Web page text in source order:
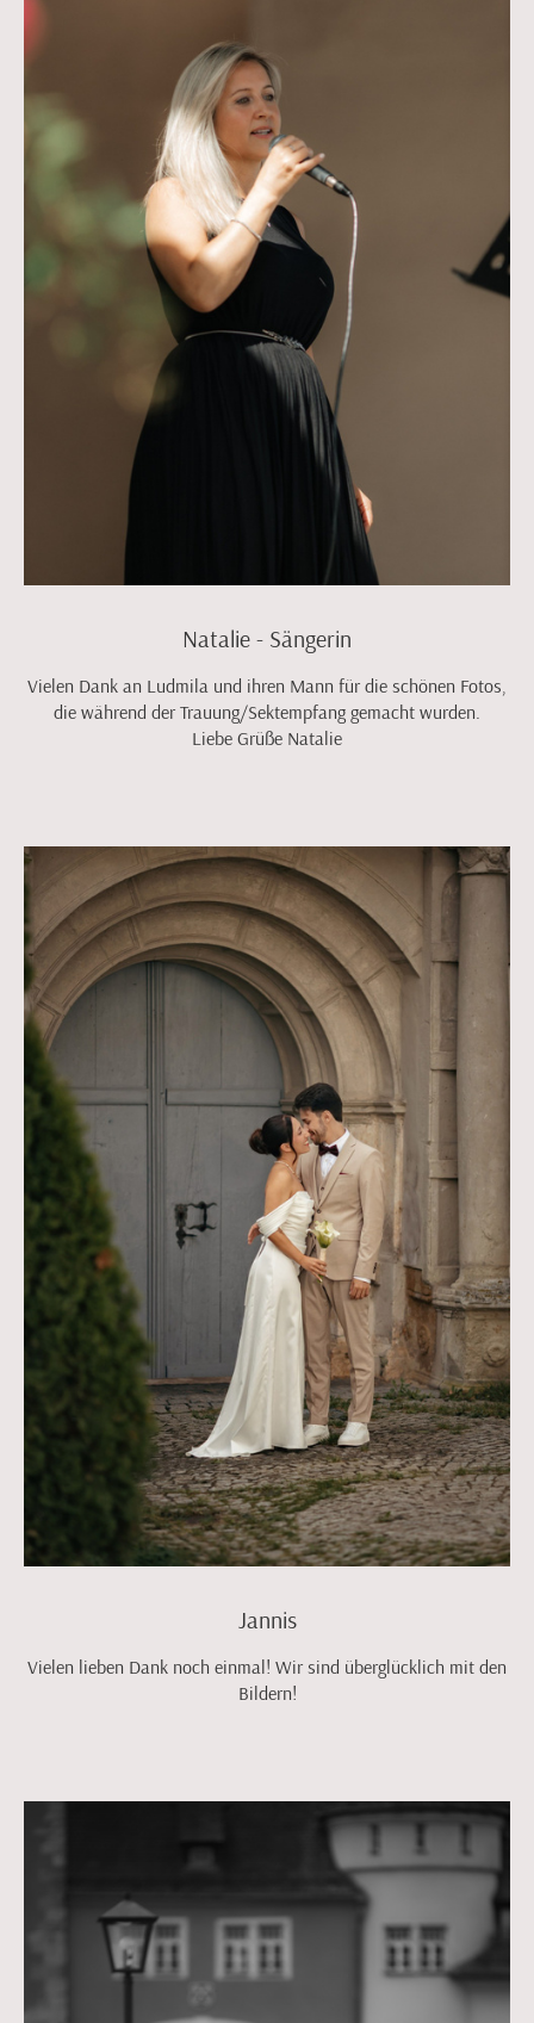
Natalie - Sängerin
Vielen Dank an Ludmila und ihren Mann für die schönen Fotos,
die während der Trauung/Sektempfang gemacht wurden.
Liebe Grüße Natalie
Jannis
Vielen lieben Dank noch einmal! Wir sind überglücklich mit den
Bildern!